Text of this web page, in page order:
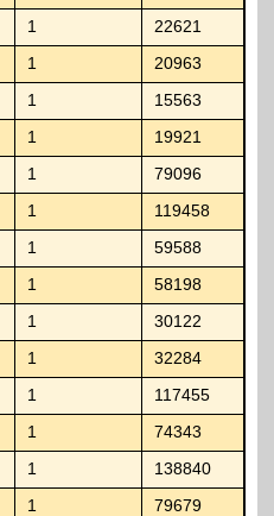
1 22621
1 20963
1 15563
1 19921
1 79096
1 119458
1 59588
1 58198
1 30122
1 32284
1 117455
1 74343
1 138840
1 79679